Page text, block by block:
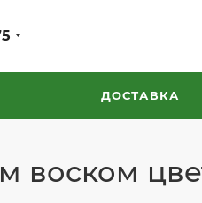
ДОСТАВКА
воском